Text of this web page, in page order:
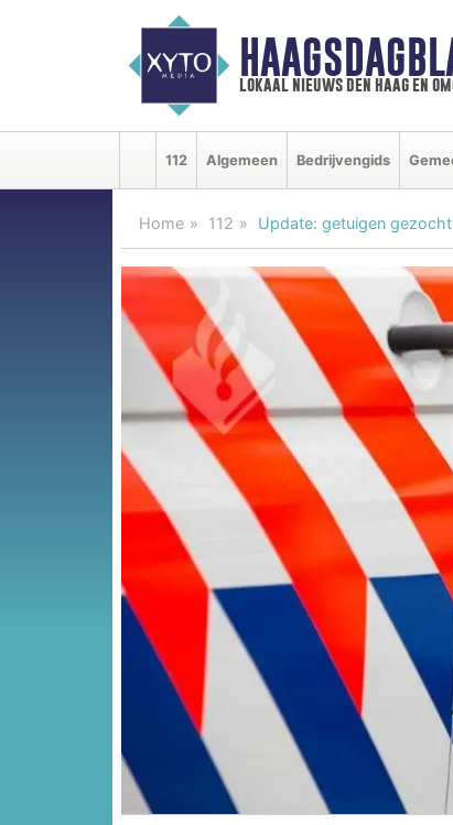
lokaal nieuws den haag en
112 Algemeen Bedrijvengids
Home 112 Update: getuigen